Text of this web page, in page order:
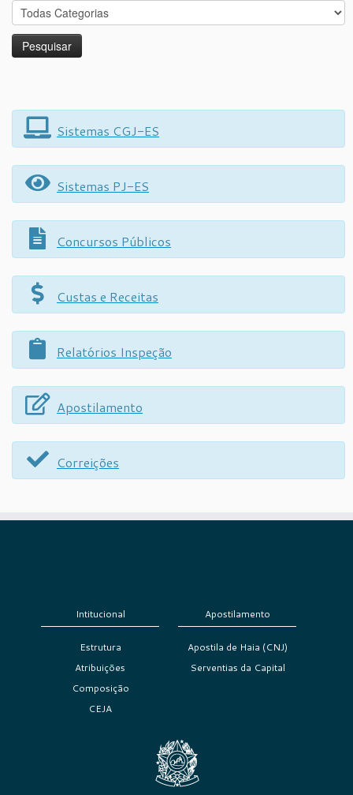
Sistemas CGJ-ES
Sistemas PJ-ES
Concursos Públicos
Custas e Receitas
Relatórios Inspeção
Apostilamento
Correições
Intitucional
Estrutura
Atribuições
Composição
CEJA
Apostilamento
Apostila de Haia (CNJ)
Serventias da Capital